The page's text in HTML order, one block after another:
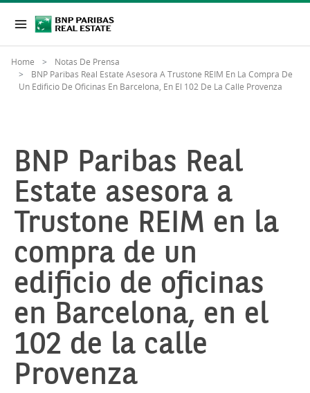
Home
Notas De Prensa
BNP Paribas Real Estate Asesora A Trustone REIM En La Compra De
Un Edificio De Oficinas En Barcelona, En El 102 De La Calle Provenza
BNP Paribas Real
Estate asesora a
Trustone REIM en la
compra de un
edificio de oficinas
en Barcelona, en el
102 de la calle
Provenza